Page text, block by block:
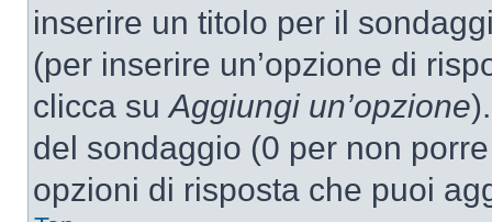
inserire un titolo per il
(per inserire un’opzione di
clicca suAggiungi un’opzione
del sondaggio (0 per non
opzioni di risposta che puoi